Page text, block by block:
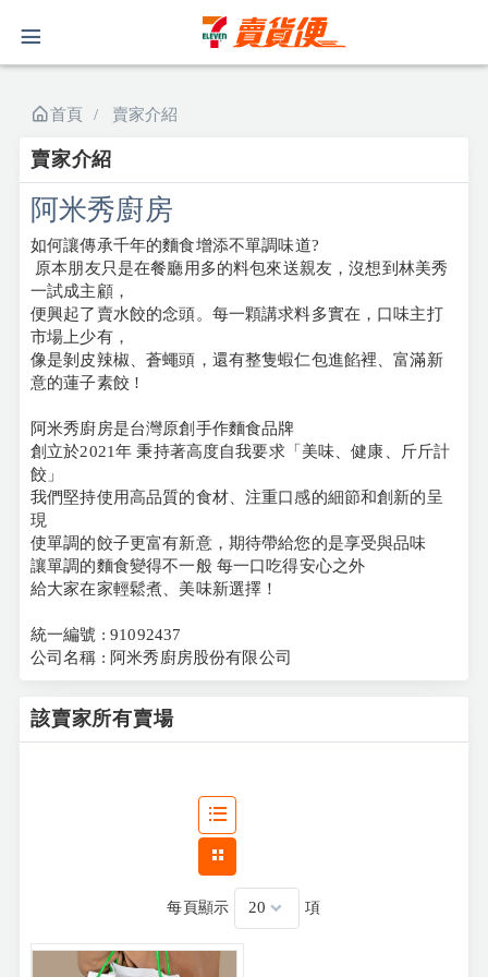
首頁 賣家介紹
賣家介紹
阿米秀廚房
如何讓傳承千年的麵食增添不單調味道?
原本朋友只是在餐廳用多的料包來送親友，沒想到林美秀
一試成主顧，
便興起了賣水餃的念頭。每一顆講求料多實在，口味主打
市場上少有，
像是剝皮辣椒、蒼蠅頭，還有整隻蝦仁包進餡裡、富滿新
意的蓮子素餃 !
阿米秀廚房是台灣原創手作麵食品牌
創立於2021年 秉持著高度自我要求「美味、健康、斤斤計
餃」
我們堅持使用高品質的食材、注重口感的細節和創新的呈
現
使單調的餃子更富有新意，期待帶給您的是享受與品味
讓單調的麵食變得不一般 每一口吃得安心之外
給大家在家輕鬆煮、美味新選擇！
統一編號 : 91092437
公司名稱 : 阿米秀廚房股份有限公司
該賣家所有賣場
每頁顯示 項